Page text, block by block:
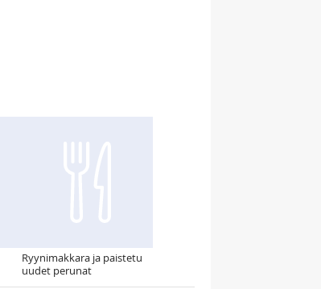
Ryynimakkara ja paistetu
uudet perunat